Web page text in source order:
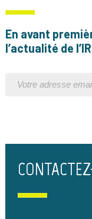
En avant
l’actualité de